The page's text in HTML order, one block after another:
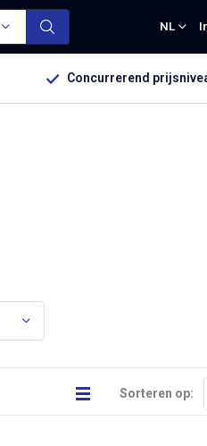
NL
Concurrerend
Sorteren op: